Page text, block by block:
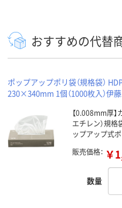
おすすめの代替
ポップアップポリ袋（規格袋）
230×340mm 1個（1000枚入）伊
【0.008mm厚
エチレン）規
ップアップ式
販売価格： ￥
数量